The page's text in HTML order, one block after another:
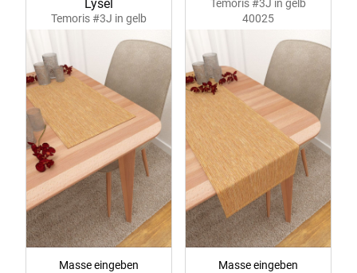
Lysel
Temoris #3J in gelb
40024
Masse eingeben
Temoris #3J in gelb
40025
Masse eingeben